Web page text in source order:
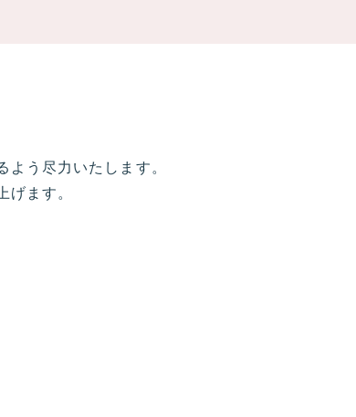
う尽力いたします。
げます。